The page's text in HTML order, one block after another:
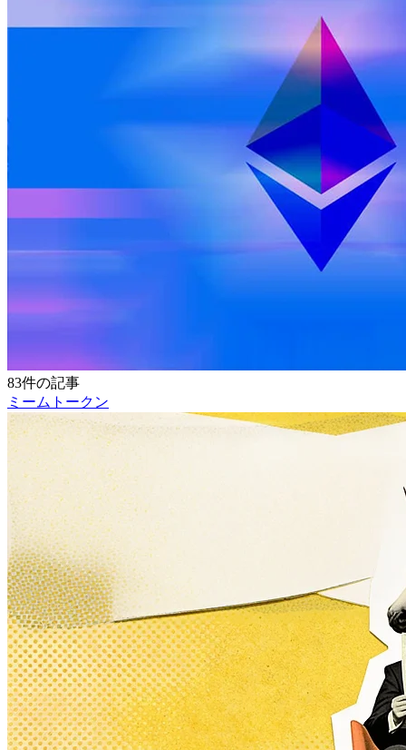
83件の記事
ミームトークン